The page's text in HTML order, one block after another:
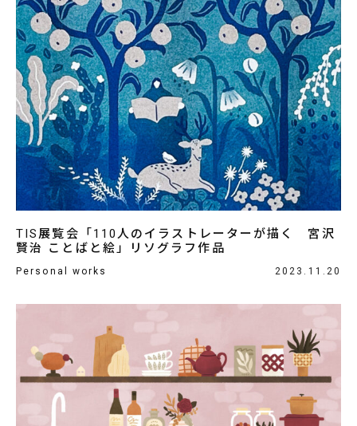
TIS展覧会「110人のイラストレーターが描く 宮沢
賢治 ことばと絵」リソグラフ作品
Personal works 2023.11.20